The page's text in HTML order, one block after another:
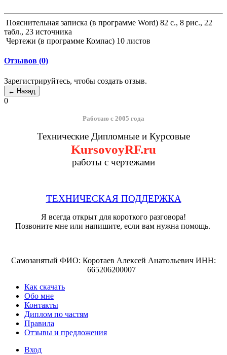
Пояснительная записка (в программе Word) 82 с., 8 рис., 22
табл., 23 источника
Чертежи (в программе Компас) 10 листов
Отзывов (0)
Зарегистрируйтесь, чтобы создать отзыв.
0
Работаю с 2005 года
Технические Дипломные и Курсовые
KursovoyRF.ru
работы с чертежами
ТЕХНИЧЕСКАЯ ПОДДЕРЖКА
Я всегда открыт для короткого разговора!
Позвоните мне или напишите, если вам нужна помощь.
Самозанятый ФИО: Коротаев Алексей Анатольевич ИНН:
665206200007
Как скачать
Обо мне
Контакты
Диплом по частям
Правила
Отзывы и предложения
Вход